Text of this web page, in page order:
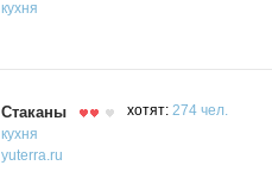
кухня
Стаканы хотят: 274 чел.
кухня
yuterra.ru